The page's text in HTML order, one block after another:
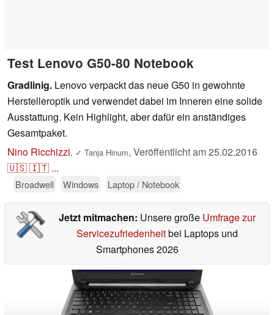
Test Lenovo G50-80 Notebook
Gradlinig. Lenovo verpackt das neue G50 in gewohnte
Herstelleroptik und verwendet dabei im Inneren eine solide
Ausstattung. Kein Highlight, aber dafür ein anständiges
Gesamtpaket.
Nino Ricchizzi, ✓ Tanja Hinum, Veröffentlicht am25.02.2016
🇺🇸🇮🇹 ...
Broadwell Windows Laptop / Notebook
Jetzt mitmachen: Unsere große Umfrage zur
Servicezufriedenheitbei Laptops und
Smartphones 2026